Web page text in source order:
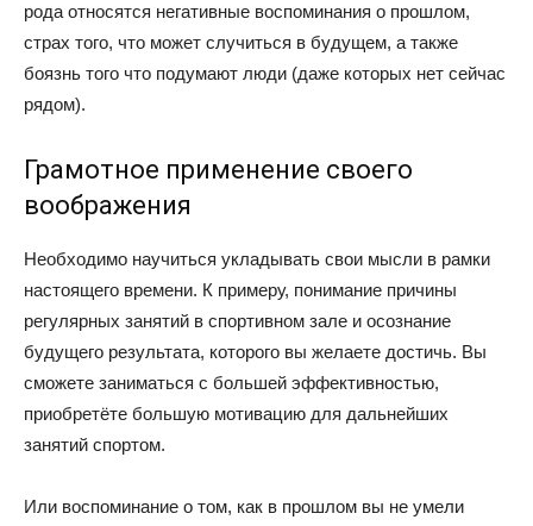
рода относятся негативные воспоминания о прошлом,
страх того, что может случиться в будущем, а также
боязнь того что подумают люди (даже которых нет сейчас
рядом).
Грамотное применение своего
воображения
Необходимо научиться укладывать свои мысли в рамки
настоящего времени. К примеру, понимание причины
регулярных занятий в спортивном зале и осознание
будущего результата, которого вы желаете достичь. Вы
сможете заниматься с большей эффективностью,
приобретёте большую мотивацию для дальнейших
занятий спортом.
Или воспоминание о том, как в прошлом вы не умели